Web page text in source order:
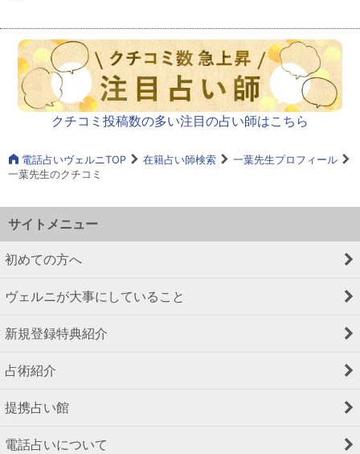
クチコミ投稿数の多い注目の占い師はこちら
電話占いヴェルニTOP 在籍占い師検索
一葉先生プロフィール
一葉先生のクチコミ
サイトメニュー
初めての方へ
ヴェルニが大事にしていること
新規登録特典紹介
占術紹介
提携占い館
電話占いについて